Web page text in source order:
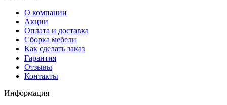
О компании
Акции
Оплата и доставка
Сборка мебели
Как сделать заказ
Гарантия
Отзывы
Контакты
Информация